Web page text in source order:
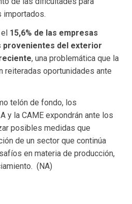
importados.
15,6% de las empresas
provenientes del exterior
, una problemática que la
reiteradas oportunidades ante
telón de fondo, los
y la CAME expondrán ante los
posibles medidas que
de un sector que continúa
en materia de producción,
(NA)